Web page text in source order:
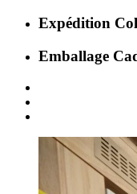
Expédition
Emballage